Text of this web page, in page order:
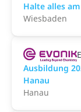
Halte alles
Wiesbaden
Ausbildung
Hanau
Hanau